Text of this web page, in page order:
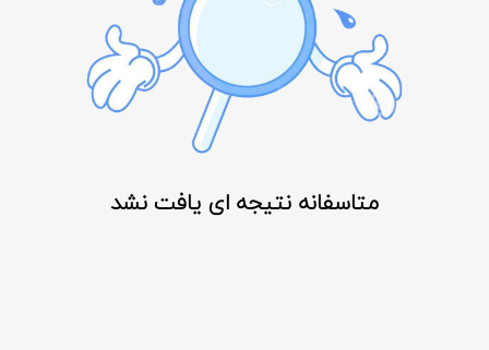
متاسفانه نتیجه ای یافت نشد